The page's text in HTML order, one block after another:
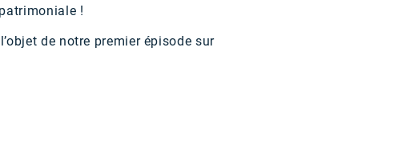
!
de notre premier épisode sur